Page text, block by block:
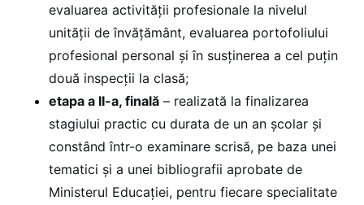
evaluarea activităţii profesionale la nivelul
unităţii de învăţământ, evaluarea portofoliului
profesional personal şi în susţinerea a cel puţin
două inspecţii la clasă;
etapa a II-a, finală – realizată la finalizarea
stagiului practic cu durata de un an şcolar şi
constând într-o examinare scrisă, pe baza unei
tematici şi a unei bibliografii aprobate de
Ministerul Educaţiei, pentru fiecare specialitate